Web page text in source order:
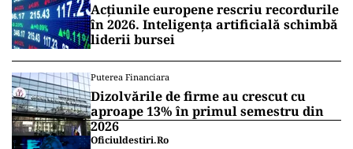
Acțiunile europene rescriu recordurile
în 2026. Inteligența artificială schimbă
liderii bursei
Puterea Financiara
Dizolvările de firme au crescut cu
aproape 13% în primul semestru din
2026
Oficiuldestiri.ro